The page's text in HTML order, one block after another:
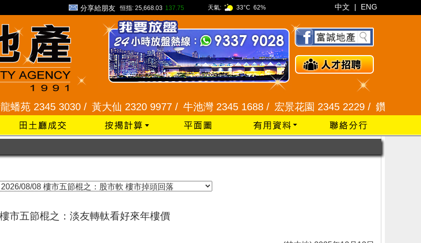
分享給朋友 恒指: 25,668.03 137.75 天氣: 33°C 62% 中文 | ENG
苑 2345 3030 /黃大仙 2320 9977 /牛池灣 2345 1688 /宏景花園 2345 2229 /鑽石山 2525
樓市五節棍之：淡友轉軚看好來年樓價